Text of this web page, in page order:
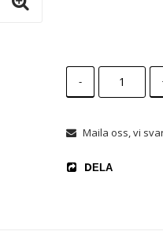
-
Maila oss, vi
DELA